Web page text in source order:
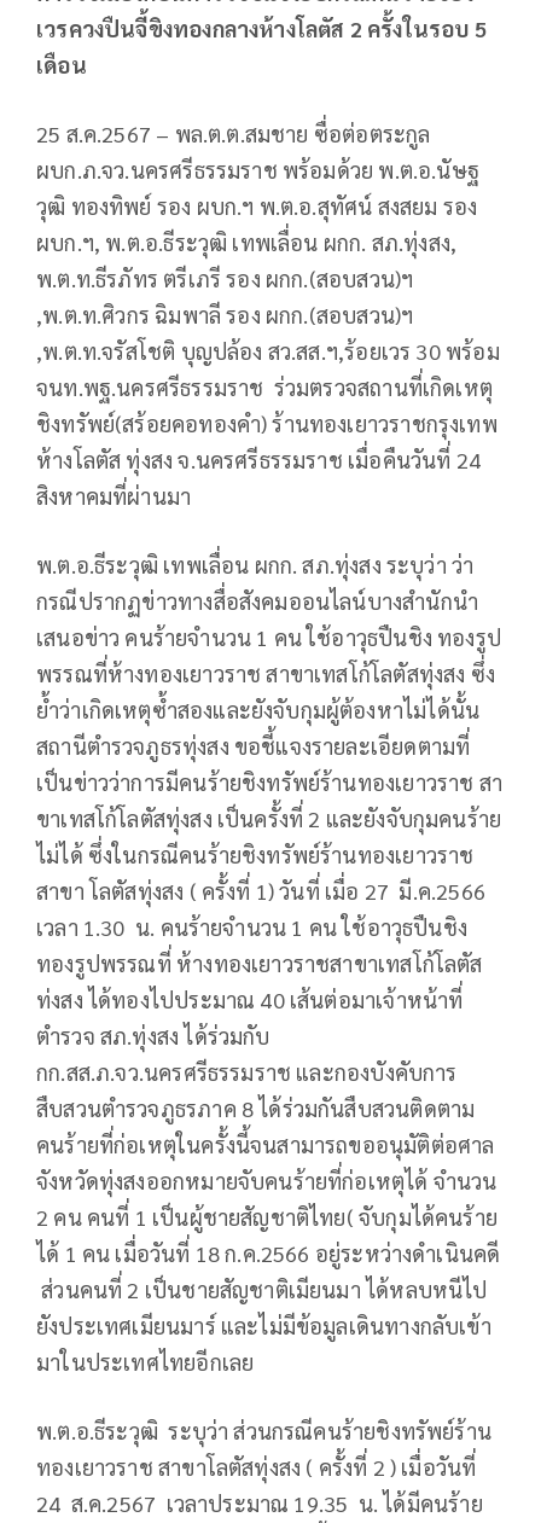
เวรควงปืนจี้ขิงทองกลางห้างโลตัส 2 ครั้งในรอบ 5
เดือน
25 ส.ค.2567 – พล.ต.ต.สมชาย ซื่อต่อตระกูล
ผบก.ภ.จว.นครศรีธรรมราช พร้อมด้วย พ.ต.อ.นัษฐ
วุฒิ ทองทิพย์ รอง ผบก.ฯ พ.ต.อ.สุทัศน์ สงสยม รอง
ผบก.ฯ, พ.ต.อ.ธีระวุฒิ เทพเลื่อน ผกก. สภ.ทุ่งสง,
พ.ต.ท.ธีรภัทร ตรีเภรี รอง ผกก.(สอบสวน)ฯ
,พ.ต.ท.ศิวกร ฉิมพาลี รอง ผกก.(สอบสวน)ฯ
,พ.ต.ท.จรัสโชติ บุญปล้อง สว.สส.ฯ,ร้อยเวร 30 พร้อม
จนท.พฐ.นครศรีธรรมราช ร่วมตรวจสถานที่เกิดเหตุ
ชิงทรัพย์(สร้อยคอทองคำ) ร้านทองเยาวราชกรุงเทพ
ห้างโลตัส ทุ่งสง จ.นครศรีธรรมราช เมื่อคืนวันที่ 24
สิงหาคมที่ผ่านมา
พ.ต.อ.ธีระวุฒิ เทพเลื่อน ผกก. สภ.ทุ่งสง ระบุว่า ว่า
กรณีปรากฏข่าวทางสื่อสังคมออนไลน์บางสำนักนำ
เสนอข่าว คนร้ายจำนวน 1 คน ใช้อาวุธปืนชิง ทองรูป
พรรณที่ห้างทองเยาวราช สาขาเทสโก้โลตัสทุ่งสง ซึ่ง
ย้ำว่าเกิดเหตุซ้ำสองและยังจับกุมผู้ต้องหาไม่ได้นั้น
สถานีตำรวจภูธรทุ่งสง ขอชี้แจงรายละเอียดตามที่
เป็นข่าวว่าการมีคนร้ายชิงทรัพย์ร้านทองเยาวราช สา
ขาเทสโก้โลตัสทุ่งสง เป็นครั้งที่ 2 และยังจับกุมคนร้าย
ไม่ได้ ซึ่งในกรณีคนร้ายชิงทรัพย์ร้านทองเยาวราช
สาขา โลตัสทุ่งสง ( ครั้งที่ 1) วันที่ เมื่อ 27 มี.ค.2566
เวลา 1.30 น. คนร้ายจำนวน 1 คน ใช้อาวุธปืนชิง
ทองรูปพรรณที่ ห้างทองเยาวราชสาขาเทสโก้โลตัส
ท่งสง ได้ทองไปประมาณ 40 เส้นต่อมาเจ้าหน้าที่
ตำรวจ สภ.ทุ่งสง ได้ร่วมกับ
กก.สส.ภ.จว.นครศรีธรรมราช และกองบังคับการ
สืบสวนตำรวจภูธรภาค 8 ได้ร่วมกันสืบสวนติดตาม
คนร้ายที่ก่อเหตุในครั้งนี้จนสามารถขออนุมัติต่อศาล
จังหวัดทุ่งสงออกหมายจับคนร้ายที่ก่อเหตุได้ จำนวน
2 คน คนที่ 1 เป็นผู้ชายสัญชาติไทย( จับกุมได้คนร้าย
ได้ 1 คน เมื่อวันที่ 18 ก.ค.2566 อยู่ระหว่างดำเนินคดี
ส่วนคนที่ 2 เป็นชายสัญชาติเมียนมา ได้หลบหนีไป
ยังประเทศเมียนมาร์ และไม่มีข้อมูลเดินทางกลับเข้า
มาในประเทศไทยอีกเลย
พ.ต.อ.ธีระวุฒิ ระบุว่า ส่วนกรณีคนร้ายชิงทรัพย์ร้าน
ทองเยาวราช สาขาโลตัสทุ่งสง ( ครั้งที่ 2 ) เมื่อวันที่
24 ส.ค.2567 เวลาประมาณ 19.35 น. ได้มีคนร้าย